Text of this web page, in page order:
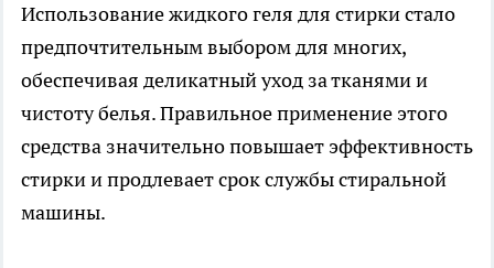
Использование жидкого геля для стирки стало
предпочтительным выбором для многих,
обеспечивая деликатный уход за тканями и
чистоту белья. Правильное применение этого
средства значительно повышает эффективность
стирки и продлевает срок службы стиральной
машины.